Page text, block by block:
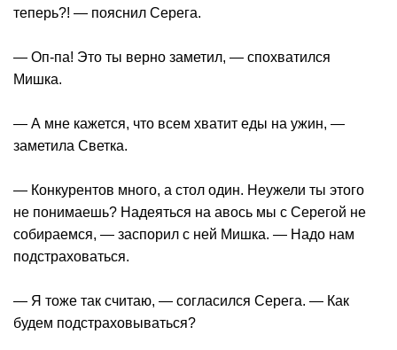
теперь?! — пояснил Серега.
— Оп-па! Это ты верно заметил, — спохватился
Мишка.
— А мне кажется, что всем хватит еды на ужин, —
заметила Светка.
— Конкурентов много, а стол один. Неужели ты этого
не понимаешь? Надеяться на авось мы с Серегой не
собираемся, — заспорил с ней Мишка. — Надо нам
подстраховаться.
— Я тоже так считаю, — согласился Серега. — Как
будем подстраховываться?